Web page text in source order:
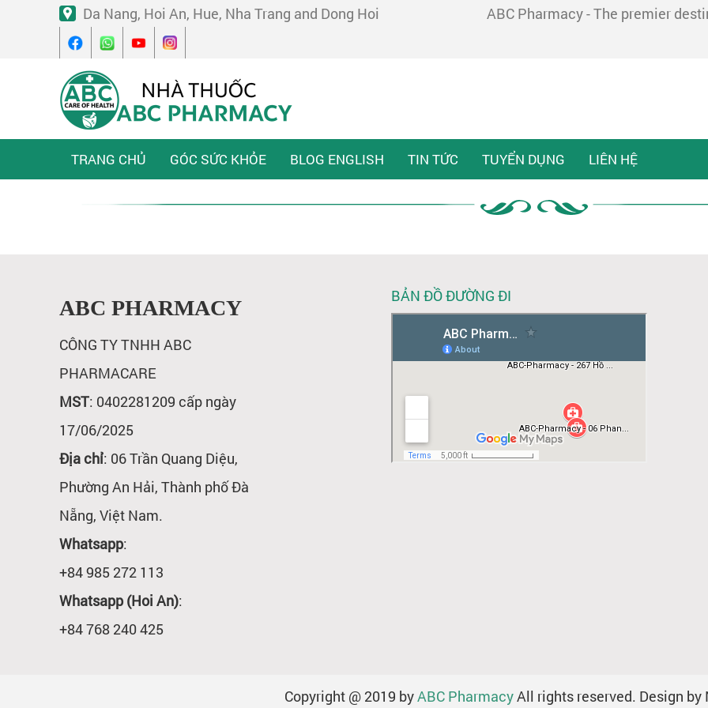
Da Nang, Hoi An, Hue, Nha Trang and Dong Hoi ABC Pharmacy - The premier
TRANG CHỦ GÓC SỨC KHỎE BLOG ENGLISH TIN TỨC TUYỂN DỤNG LIÊN HỆ
ABC PHARMACY
CÔNG TY TNHH ABC
PHARMACARE
MST: 0402281209 cấp ngày
17/06/2025
Địa chỉ: 06 Trần Quang Diệu,
Phường An Hải, Thành phố Đà
Nẵng, Việt Nam.
Whatsapp:
+84 985 272 113
Whatsapp (Hoi An):
+84 768 240 425
BẢN ĐỒ ĐƯỜNG ĐI
Copyright @ 2019 byABC PharmacyAll rights reserved. Design by